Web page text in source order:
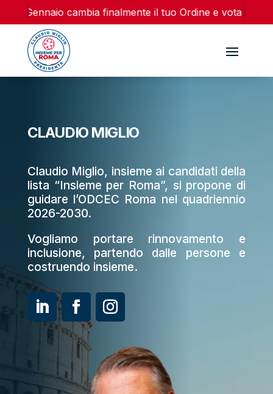
16 Gennaio cambia finalmente il tuo Ordine e vota la lista
CLAUDIO MIGLIO
Claudio Miglio, insieme ai candidati della
lista “Insieme per Roma”, si propone di
guidare l’ODCEC Roma nel quadriennio
2026-2030.
Vogliamo portare rinnovamento e
inclusione, partendo dalle persone e
costruendo insieme.